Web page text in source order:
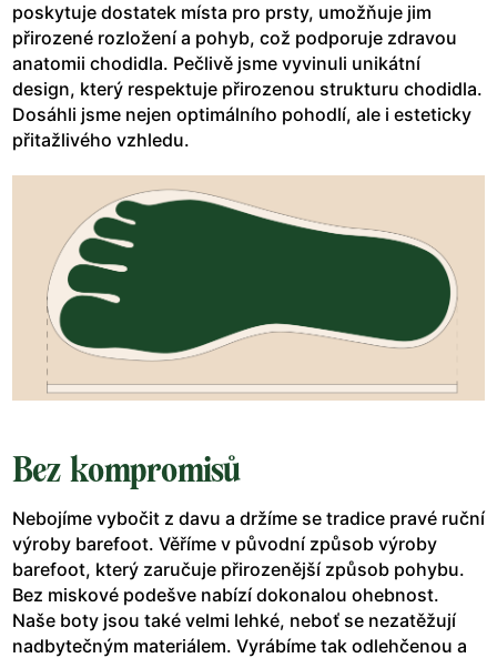
poskytuje dostatek místa pro prsty, umožňuje jim
přirozené rozložení a pohyb, což podporuje zdravou
anatomii chodidla. Pečlivě jsme vyvinuli unikátní
design, který respektuje přirozenou strukturu chodidla.
Dosáhli jsme nejen optimálního pohodlí, ale i esteticky
přitažlivého vzhledu.
Bez kompromisů
Nebojíme vybočit z davu a držíme se tradice pravé ruční
výroby barefoot. Věříme v původní způsob výroby
barefoot, který zaručuje přirozenější způsob pohybu.
Bez miskové podešve nabízí dokonalou ohebnost.
Naše boty jsou také velmi lehké, neboť se nezatěžují
nadbytečným materiálem. Vyrábíme tak odlehčenou a